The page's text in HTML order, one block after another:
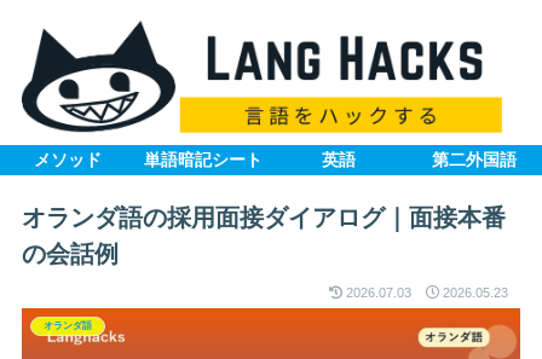
メソッド 単語暗記シート 英語 第二外国語
オランダ語の採用面接ダイアログ｜面接本番
の会話例
2026.07.03 2026.05.23
オランダ語